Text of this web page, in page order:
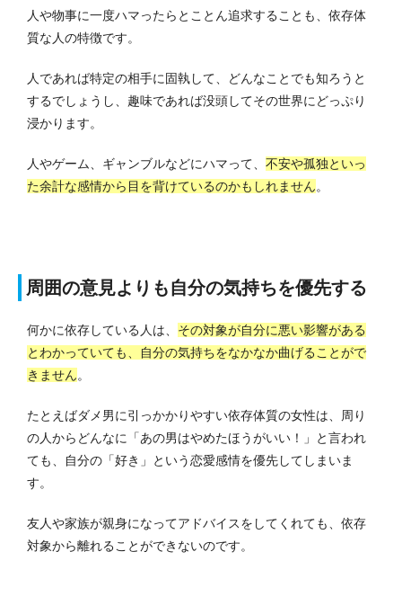
人や物事に一度ハマったらとことん追求することも、依存体
質な人の特徴です。
人であれば特定の相手に固執して、どんなことでも知ろうと
するでしょうし、趣味であれば没頭してその世界にどっぷり
浸かります。
人やゲーム、ギャンブルなどにハマって、 不安や孤独といっ
た余計な感情から目を背けているのかもしれません。
周囲の意見よりも自分の気持ちを優先する
何かに依存している人は、 その対象が自分に悪い影響がある
とわかっていても、自分の気持ちをなかなか曲げることがで
きません。
たとえばダメ男に引っかかりやすい依存体質の女性は、周り
の人からどんなに「あの男はやめたほうがいい！」と言われ
ても、自分の「好き」という恋愛感情を優先してしまいま
す。
友人や家族が親身になってアドバイスをしてくれても、依存
対象から離れることができないのです。